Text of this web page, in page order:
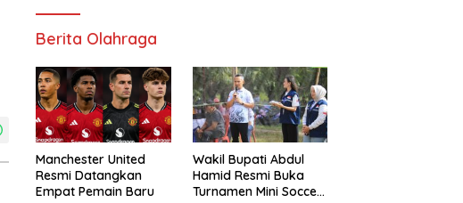
Berita Olahraga
Manchester United
Resmi Datangkan
Empat Pemain Baru
Wakil Bupati Abdul
Hamid Resmi Buka
Turnamen Mini Soccer